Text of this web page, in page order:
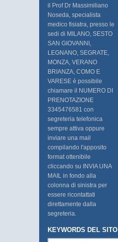
il Prof Dr Massimiliano
Noseda, specialista
medico fisiatra, presso le
sedi di MILANO, SESTO
SAN GIOVANNI,
LEGNANO, SEGRATE,
MONZA, VERANO
BRIANZA, COMO E
VARESE è possibile
chiamare il NUMERO DI
PRENOTAZIONE
3345476581 con
segreteria telefonica
sempre attiva oppure
inviare una mail
compilando l'apposito
format ottenibile
cliccando su INVIA UNA
MAIL in fondo alla
colonna di sinistra per
essere ricontattati
direttamente dalla
segreteria.
KEYWORDS DEL SITO